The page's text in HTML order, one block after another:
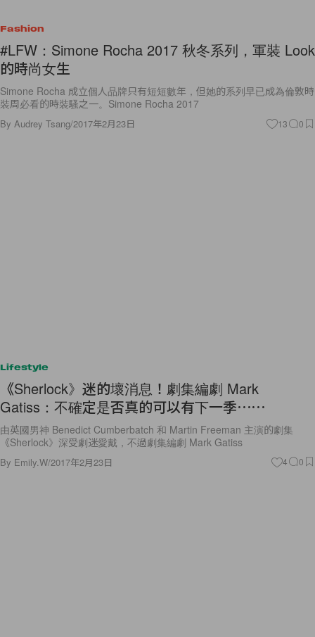
Fashion
#LFW：Simone Rocha 2017 秋冬系列，軍裝 Look
的時尚女生
Simone Rocha 成立個人品牌只有短短數年，但她的系列早已成為倫敦時
裝周必看的時裝騷之一。Simone Rocha 2017
By Audrey Tsang/2017年2月23日 13 0
Lifestyle
《Sherlock》迷的壞消息！劇集編劇 Mark
Gatiss：不確定是否真的可以有下一季⋯⋯
由英國男神 Benedict Cumberbatch 和 Martin Freeman 主演的劇集
《Sherlock》深受劇迷愛戴，不過劇集編劇 Mark Gatiss
By Emily.W/2017年2月23日 4 0